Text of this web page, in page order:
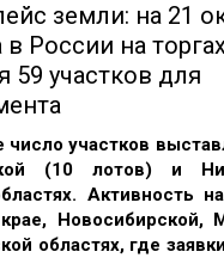
земли: на 21
в России на
59 участков для
число участков
(10 лотов) и
Активность
Новосибирской,
областях, где